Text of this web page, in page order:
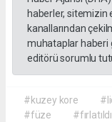
haberler, sitemizin
kanallarından
muhataplar haberi
editörü sorumlu
#kuzey kore
#füze
#fırlatıldı